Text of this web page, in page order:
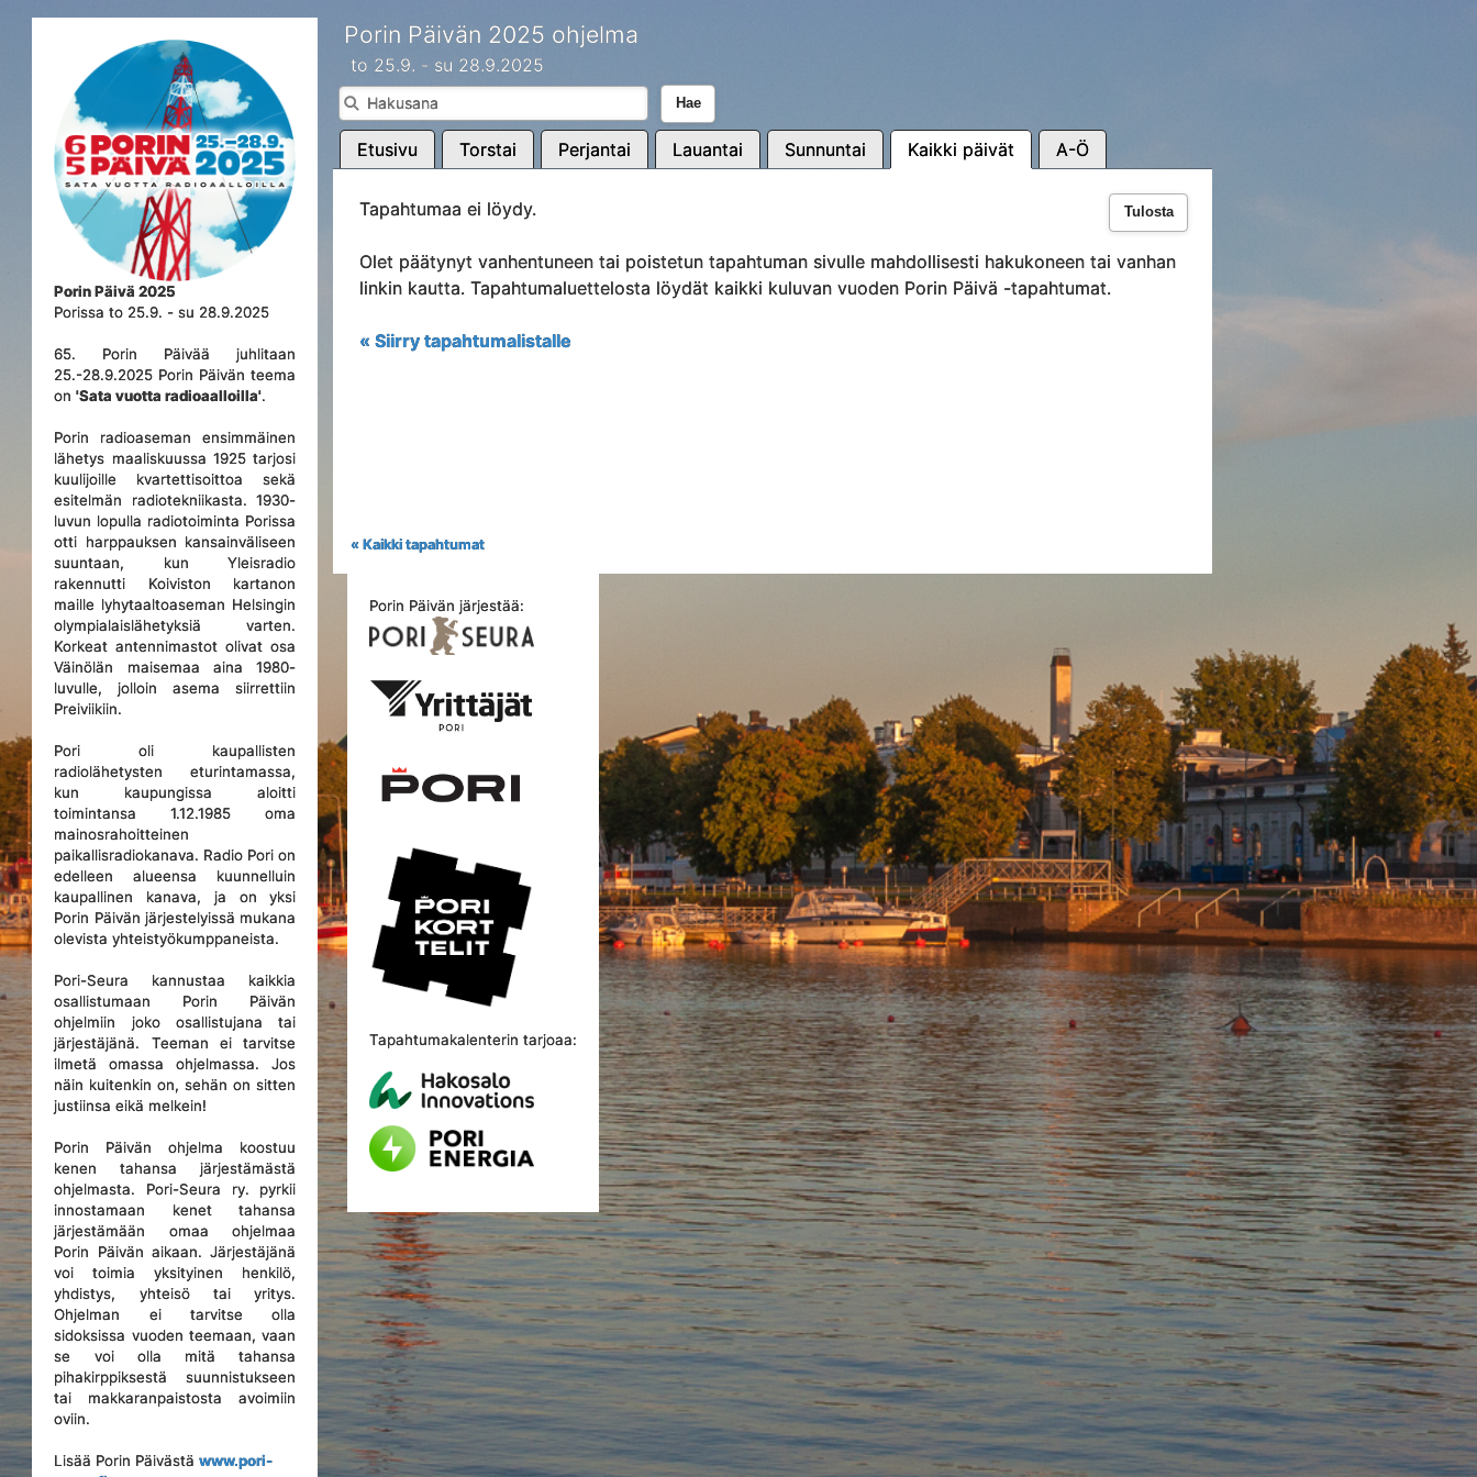
Porin Päivä 2025
Porissa to 25.9. - su 28.9.2025
65. Porin Päivää juhlitaan
25.-28.9.2025 Porin Päivän teema
on'Sata vuotta radioaalloilla'.
Porin radioaseman ensimmäinen
lähetys maaliskuussa 1925 tarjosi
kuulijoille kvartettisoittoa sekä
esitelmän radiotekniikasta. 1930-
luvun lopulla radiotoiminta Porissa
otti harppauksen kansainväliseen
suuntaan, kun Yleisradio
rakennutti Koiviston kartanon
maille lyhytaaltoaseman Helsingin
olympialaislähetyksiä varten.
Korkeat antennimastot olivat osa
Väinölän maisemaa aina 1980-
luvulle, jolloin asema siirrettiin
Preiviikiin.
Pori oli kaupallisten
radiolähetysten eturintamassa,
kun kaupungissa aloitti
toimintansa 1.12.1985 oma
mainosrahoitteinen
paikallisradiokanava. Radio Pori on
edelleen alueensa kuunnelluin
kaupallinen kanava, ja on yksi
Porin Päivän järjestelyissä mukana
olevista yhteistyökumppaneista.
Pori-Seura kannustaa kaikkia
osallistumaan Porin Päivän
ohjelmiin joko osallistujana tai
järjestäjänä. Teeman ei tarvitse
ilmetä omassa ohjelmassa. Jos
näin kuitenkin on, sehän on sitten
justiinsa eikä melkein!
Porin Päivän ohjelma koostuu
kenen tahansa järjestämästä
ohjelmasta. Pori-Seura ry. pyrkii
innostamaan kenet tahansa
järjestämään omaa ohjelmaa
Porin Päivän aikaan. Järjestäjänä
voi toimia yksityinen henkilö,
yhdistys, yhteisö tai yritys.
Ohjelman ei tarvitse olla
sidoksissa vuoden teemaan, vaan
se voi olla mitä tahansa
pihakirppiksestä suunnistukseen
tai makkaranpaistosta avoimiin
oviin.
Lisää Porin Päivästäwww.pori-
Porin Päivän 2025 ohjelma
to 25.9. - su 28.9.2025
Hae
Etusivu Torstai Perjantai Lauantai Sunnuntai Kaikki päivät A-Ö
Tulosta
Tapahtumaa ei löydy.
Olet päätynyt vanhentuneen tai poistetun tapahtuman sivulle mahdollisesti hakukoneen tai vanhan
linkin kautta. Tapahtumaluettelosta löydät kaikki kuluvan vuoden Porin Päivä -tapahtumat.
« Siirry tapahtumalistalle
« Kaikki tapahtumat
Porin Päivän järjestää:
Tapahtumakalenterin tarjoaa: